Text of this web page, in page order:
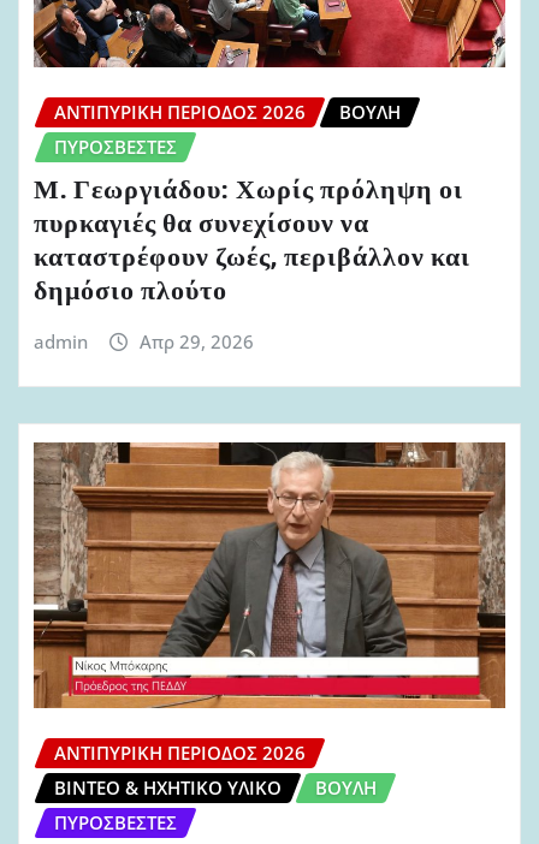
ΑΝΤΙΠΥΡΙΚΉ ΠΕΡΊΟΔΟΣ 2026
ΒΟΥΛΉ
ΠΥΡΟΣΒΈΣΤΕΣ
Μ. Γεωργιάδου: Χωρίς πρόληψη οι
πυρκαγιές θα συνεχίσουν να
καταστρέφουν ζωές, περιβάλλον και
δημόσιο πλούτο
admin Απρ 29, 2026
ΑΝΤΙΠΥΡΙΚΉ ΠΕΡΊΟΔΟΣ 2026
ΒΊΝΤΕΟ & ΗΧΗΤΙΚΌ ΥΛΙΚΌ
ΒΟΥΛΉ
ΠΥΡΟΣΒΈΣΤΕΣ